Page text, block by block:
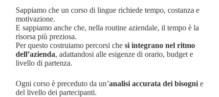
Sappiamo che un corso di lingue richiede tempo, costanza e
motivazione.
E sappiamo anche che, nella routine aziendale, il tempo è la
risorsa più preziosa.
Per questo costruiamo percorsi che si integrano nel ritmo
dell’azienda, adattandosi alle esigenze di orario, budget e
livello di partenza.
Ogni corso è preceduto da un’analisi accurata dei bisogni e
del livello dei partecipanti.